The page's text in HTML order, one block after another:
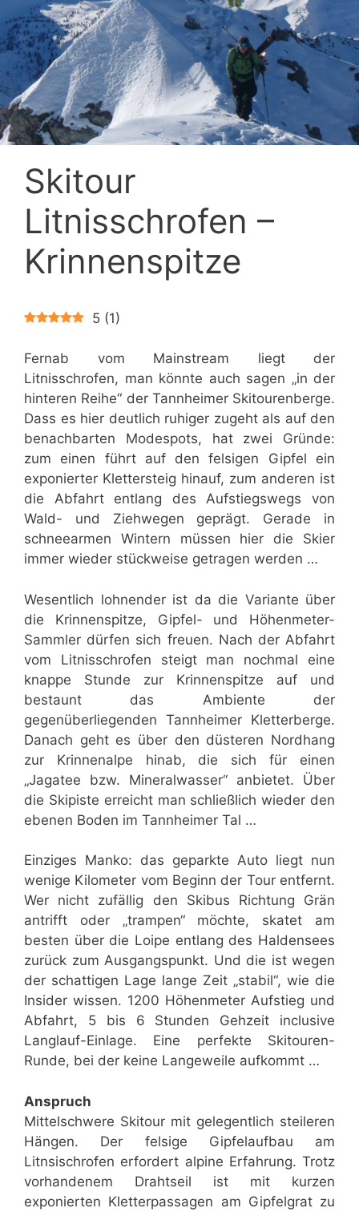
Skitour
Litnisschrofen –
Krinnenspitze
5 (1)
Fernab vom Mainstream liegt der
Litnisschrofen, man könnte auch sagen „in der
hinteren Reihe“ der Tannheimer Skitourenberge.
Dass es hier deutlich ruhiger zugeht als auf den
benachbarten Modespots, hat zwei Gründe:
zum einen führt auf den felsigen Gipfel ein
exponierter Klettersteig hinauf, zum anderen ist
die Abfahrt entlang des Aufstiegswegs von
Wald- und Ziehwegen geprägt. Gerade in
schneearmen Wintern müssen hier die Skier
immer wieder stückweise getragen werden …
Wesentlich lohnender ist da die Variante über
die Krinnenspitze, Gipfel- und Höhenmeter-
Sammler dürfen sich freuen. Nach der Abfahrt
vom Litnisschrofen steigt man nochmal eine
knappe Stunde zur Krinnenspitze auf und
bestaunt das Ambiente der
gegenüberliegenden Tannheimer Kletterberge.
Danach geht es über den düsteren Nordhang
zur Krinnenalpe hinab, die sich für einen
„Jagatee bzw. Mineralwasser“ anbietet. Über
die Skipiste erreicht man schließlich wieder den
ebenen Boden im Tannheimer Tal …
Einziges Manko: das geparkte Auto liegt nun
wenige Kilometer vom Beginn der Tour entfernt.
Wer nicht zufällig den Skibus Richtung Grän
antrifft oder „trampen“ möchte, skatet am
besten über die Loipe entlang des Haldensees
zurück zum Ausgangspunkt. Und die ist wegen
der schattigen Lage lange Zeit „stabil“, wie die
Insider wissen. 1200 Höhenmeter Aufstieg und
Abfahrt, 5 bis 6 Stunden Gehzeit inclusive
Langlauf-Einlage. Eine perfekte Skitouren-
Runde, bei der keine Langeweile aufkommt …
Anspruch
Mittelschwere Skitour mit gelegentlich steileren
Hängen. Der felsige Gipfelaufbau am
Litnsischrofen erfordert alpine Erfahrung. Trotz
vorhandenem Drahtseil ist mit kurzen
exponierten Kletterpassagen am Gipfelgrat zu